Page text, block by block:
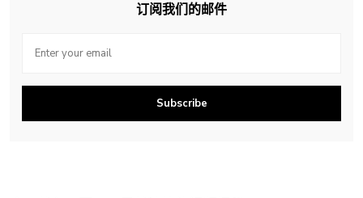
订阅我们的邮件
Subscribe